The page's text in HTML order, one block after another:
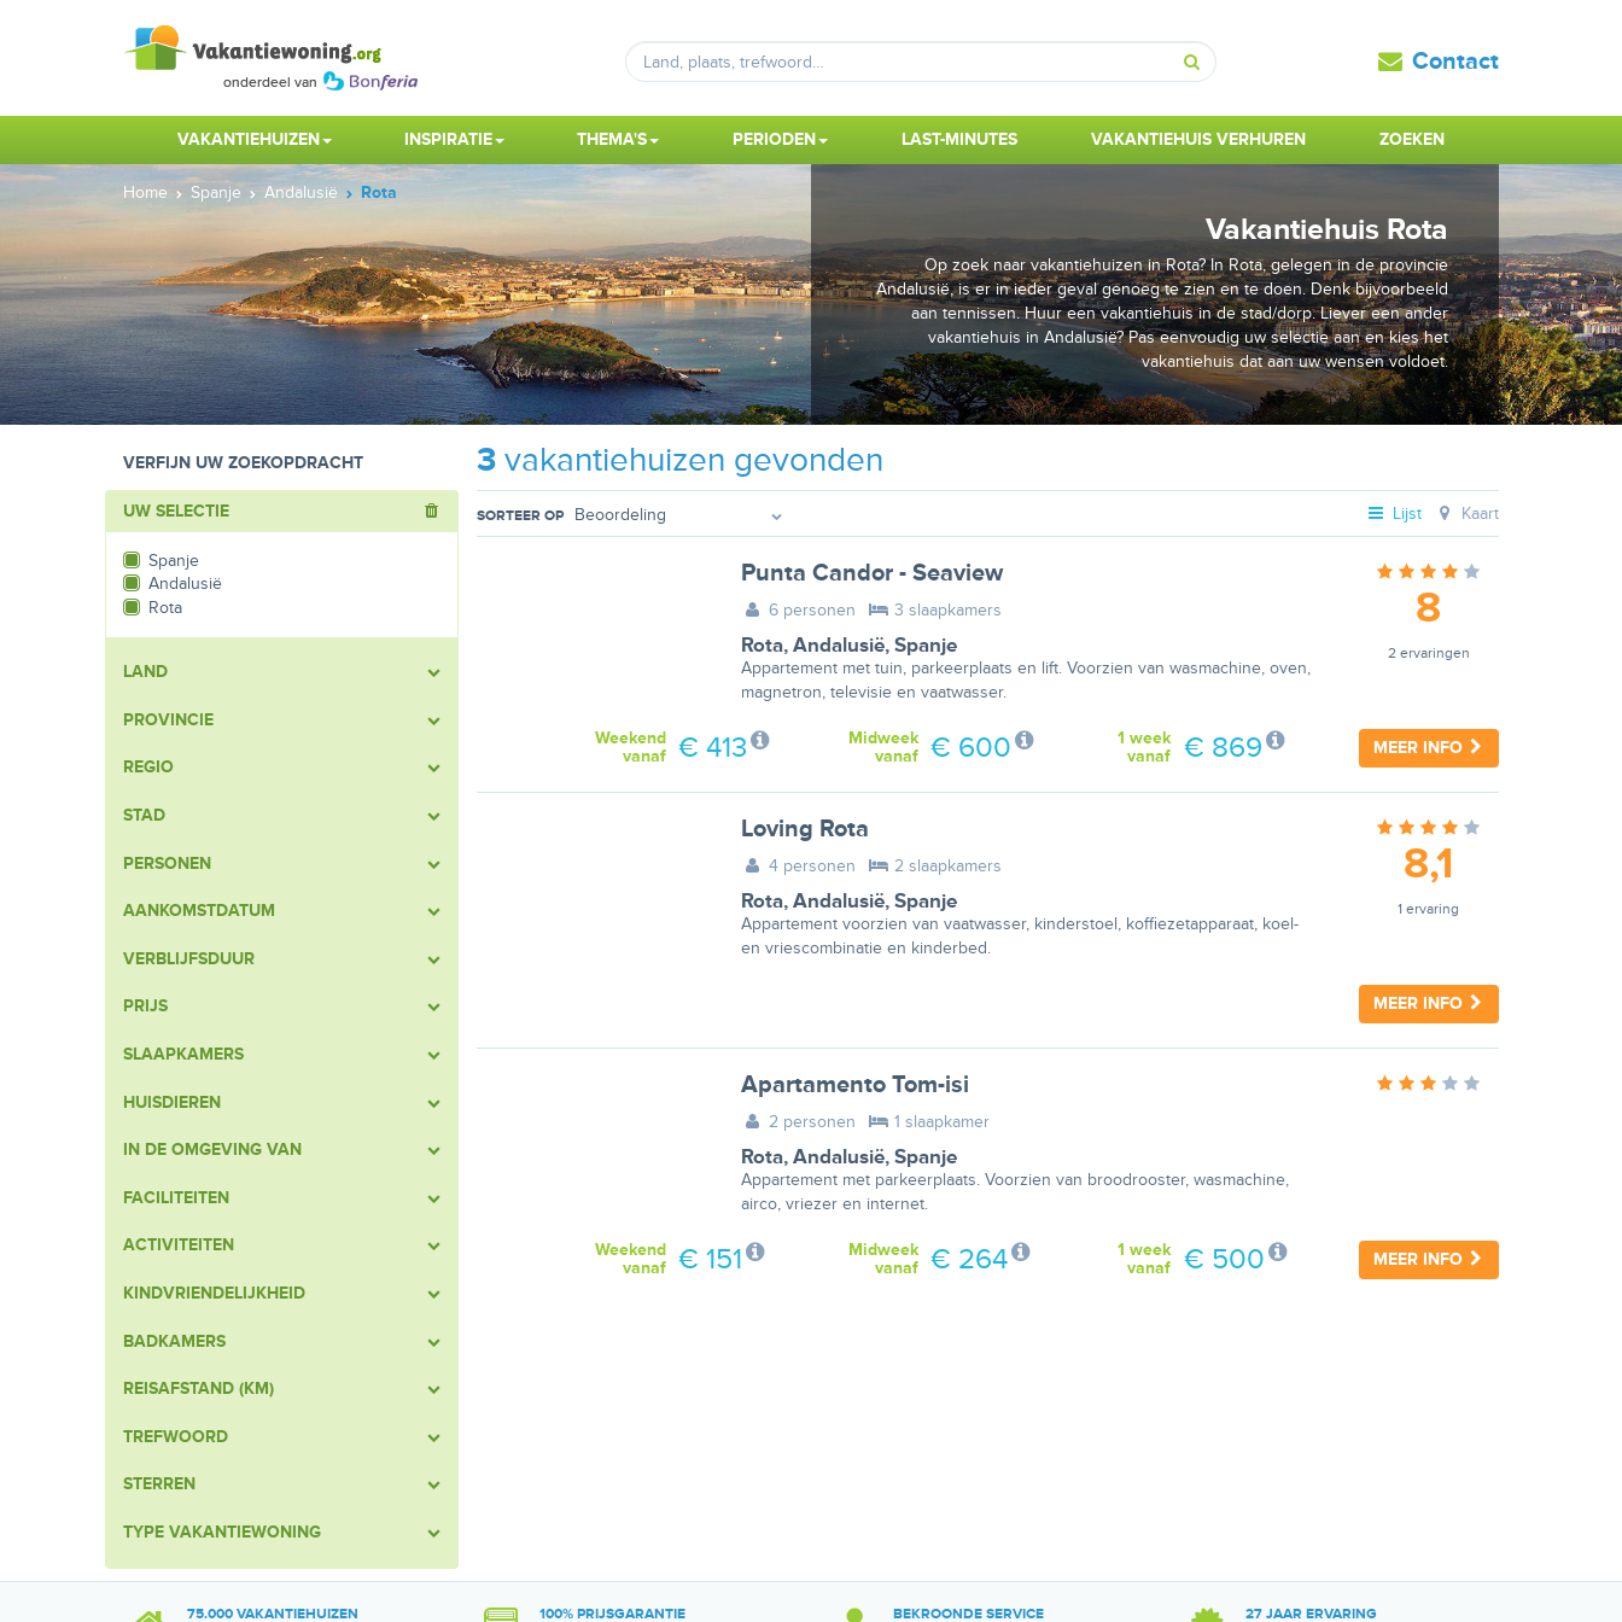
Zoeken
Contact
VAKANTIEHUIZEN INSPIRATIE THEMA'S PERIODEN LAST-MINUTES VAKANTIEHUIS VERHUREN ZOEKEN
Home Spanje Andalusië Rota
Vakantiehuis Rota
Op zoek naar vakantiehuizen in Rota? In Rota, gelegen in de provincie
Andalusië, is er in ieder geval genoeg te zien en te doen. Denk bijvoorbeeld
aan tennissen. Huur een vakantiehuis in de stad/dorp. Liever een ander
vakantiehuis in Andalusië? Pas eenvoudig uw selectie aan en kies het
vakantiehuis dat aan uw wensen voldoet.
VERFIJN UW ZOEKOPDRACHT 3vakantiehuizen gevonden
UW SELECTIE
Spanje
Andalusië
Rota
LAND
PROVINCIE
REGIO
STAD
PERSONEN
AANKOMSTDATUM
VERBLIJFSDUUR
PRIJS
SLAAPKAMERS
HUISDIEREN
IN DE OMGEVING VAN
FACILITEITEN
ACTIVITEITEN
KINDVRIENDELIJKHEID
BADKAMERS
REISAFSTAND (KM)
TREFWOORD
STERREN
TYPE VAKANTIEWONING
SORTEER OP Lijst Kaart
Punta Candor - Seaview
6 personen 3 slaapkamers
Rota, Andalusië, Spanje
Appartement met tuin, parkeerplaats en lift. Voorzien van wasmachine, oven,
magnetron, televisie en vaatwasser.
8
2 ervaringen
MEER INFO
1 week
vanaf
€ 869
Midweek
vanaf
€ 600
Weekend
vanaf
€ 413
Loving Rota
4 personen 2 slaapkamers
Rota, Andalusië, Spanje
Appartement voorzien van vaatwasser, kinderstoel, koffiezetapparaat, koel-
en vriescombinatie en kinderbed.
8,1
1 ervaring
MEER INFO
Apartamento Tom-isi
2 personen 1 slaapkamer
Rota, Andalusië, Spanje
Appartement met parkeerplaats. Voorzien van broodrooster, wasmachine,
airco, vriezer en internet.
MEER INFO
1 week
vanaf
€ 500
Midweek
vanaf
€ 264
Weekend
vanaf
€ 151
75.000 VAKANTIEHUIZEN 100% PRIJSGARANTIE BEKROONDE SERVICE 27 JAAR ERVARING